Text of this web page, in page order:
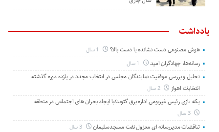
یادداشت
هوش مصنوعی دست نشانده یا دست بالا؟
رسانه‌ها، جهادگران امید
تحلیل و بررسی موفقیت نمایندگان مجلس در انتخاب مجدد در یازده دوره گذشته
انتخابات اهواز
2 سال
یکه تازی رئیس غیربومی اداره برق گتوند/با ایجاد بحران های اجتماعی در منطقه
3 سال
تناقضات مدیررسانه ای معزول نفت مسجدسلیمان 3 سال